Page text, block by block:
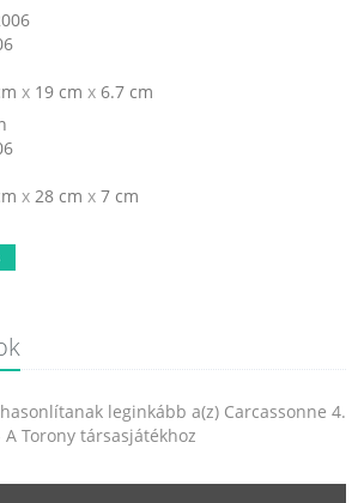
x 19 cm x 6.7 cm
x 28 cm x 7 cm
leginkább a(z) Carcassonne 4.
A Torony társasjátékhoz